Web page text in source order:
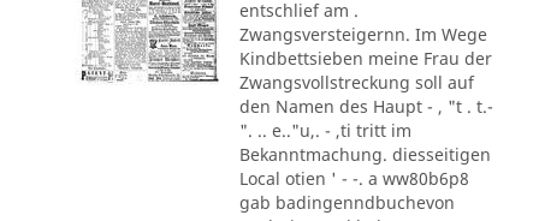
entschlief am .
Zwangsversteigernn. Im Wege
Kindbettsieben meine Frau der
Zwangsvollstreckung soll auf
den Namen des Haupt - , "t . t.-
". .. e.."u,. - ,ti tritt im
Bekanntmachung. diesseitigen
Local otien ' - -. a ww80b6p8
gab badingenndbuchevon